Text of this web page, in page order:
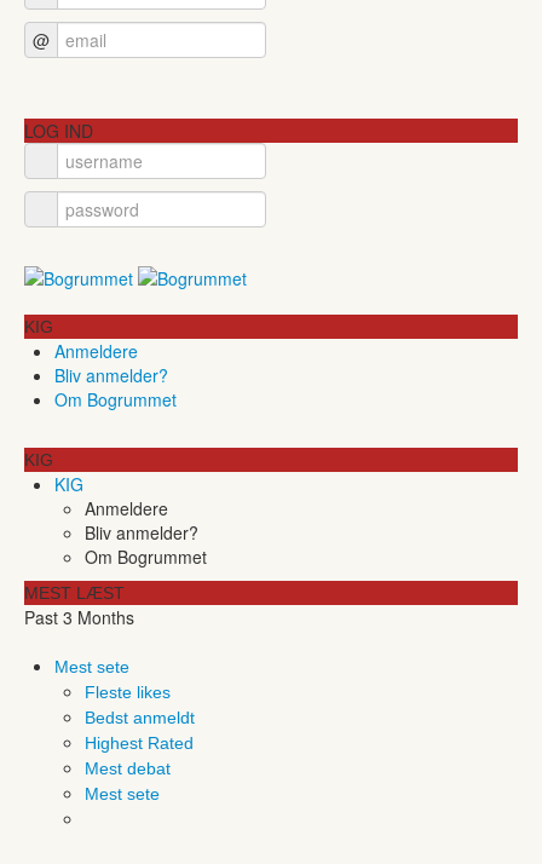
@
LOG IND
KIG
Anmeldere
Bliv anmelder?
Om Bogrummet
KIG
KIG
Anmeldere
Bliv anmelder?
Om Bogrummet
MEST LÆST
Past 3 Months
Mest sete
Fleste likes
Bedst anmeldt
Highest Rated
Mest debat
Mest sete